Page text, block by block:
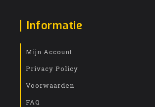
Informatie
Mijn Account
Privacy Policy
Voorwaarden
FAQ